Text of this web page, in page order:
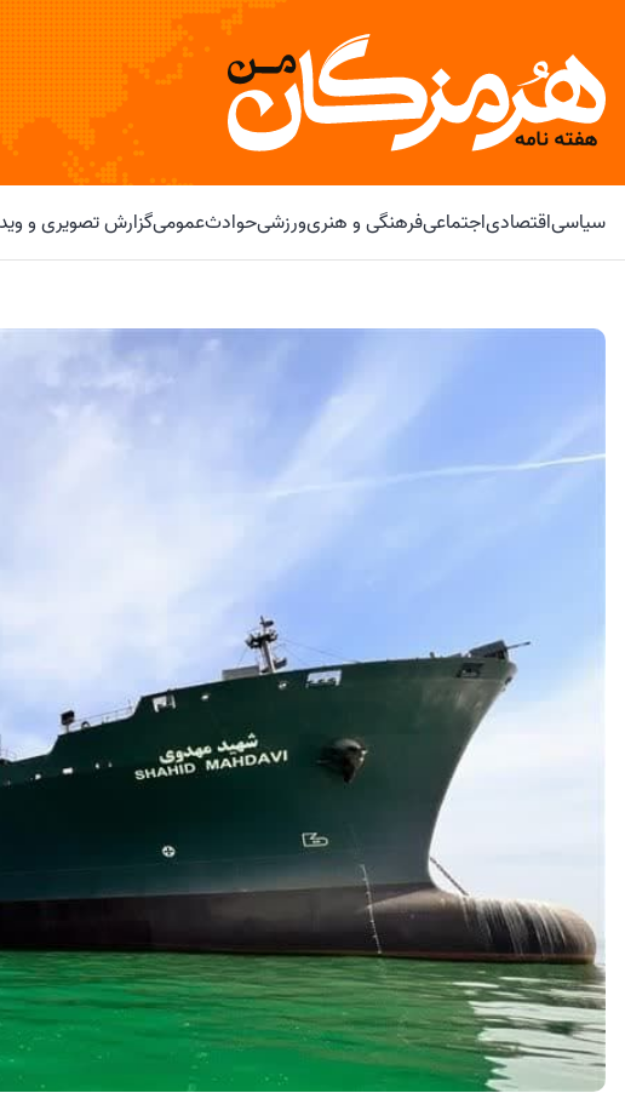
سیاسیاقتصادیاجتماعیفرهنگی و هنریورزشیحوادثعمومیگزارش تصویری و